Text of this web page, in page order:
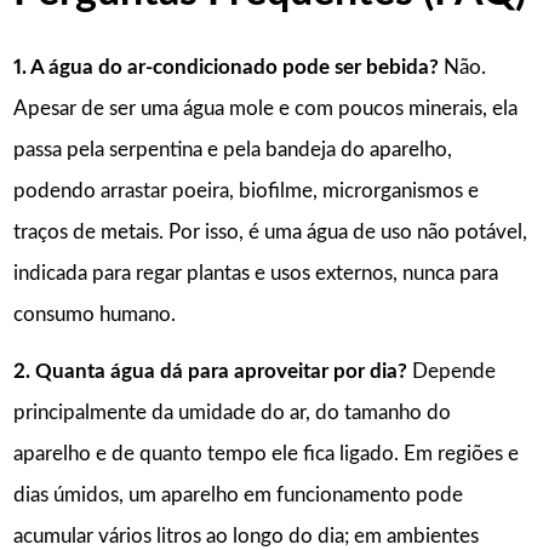
1. A água do ar-condicionado pode ser bebida?Não.
Apesar de ser uma água mole e com poucos minerais, ela
passa pela serpentina e pela bandeja do aparelho,
podendo arrastar poeira, biofilme, microrganismos e
traços de metais. Por isso, é uma água de uso não potável,
indicada para regar plantas e usos externos, nunca para
consumo humano.
2. Quanta água dá para aproveitar por dia?Depende
principalmente da umidade do ar, do tamanho do
aparelho e de quanto tempo ele fica ligado. Em regiões e
dias úmidos, um aparelho em funcionamento pode
acumular vários litros ao longo do dia; em ambientes